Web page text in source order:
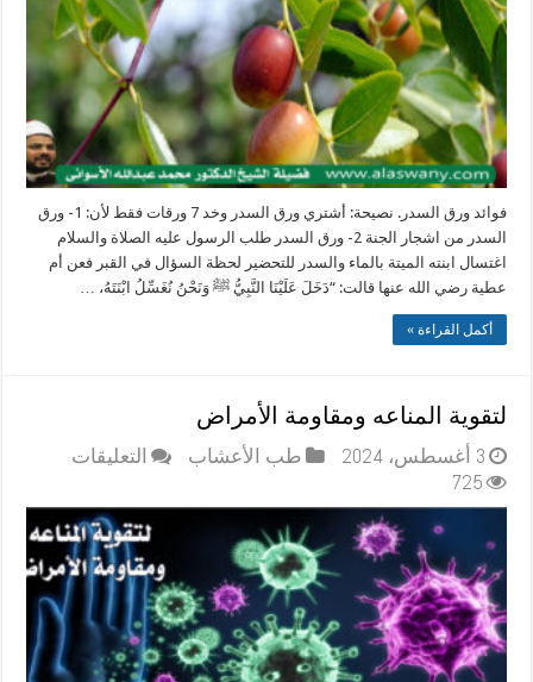
فوائد ورق السدر. نصيحة: أشتري ورق السدر وخد 7 ورقات فقط لأن: 1- ورق
السدر من اشجار الجنة 2- ورق السدر طلب الرسول عليه الصلاة والسلام
اغتسال ابنته الميتة بالماء والسدر للتحضير لحظة السؤال في القبر فعن أم
عطية رضي الله عنها قالت: “دَخَلَ عَلَيْنَا النَّبِيُّ ﷺ وَنَحْنُ نُغَسِّلُ ابْنَتَهُ، …
أكمل القراءة »
لتقوية المناعه ومقاومة الأمراض
3 أغسطس، 2024 طب الأعشاب التعليقات
المناعه
ومقاومة
الأمراض
مغلقة
725